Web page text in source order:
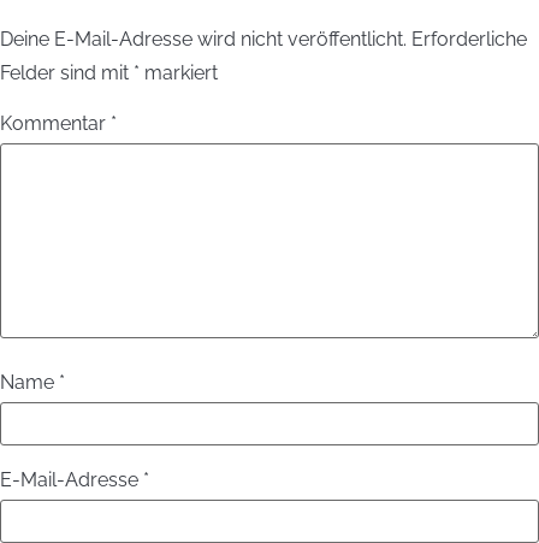
Deine E-Mail-Adresse wird nicht veröffentlicht. Erforderliche
Felder sind mit * markiert
Kommentar *
Name *
E-Mail-Adresse *